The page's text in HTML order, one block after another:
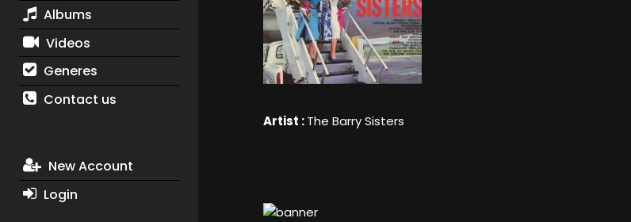
Albums
Videos
Generes
Contact us
New Account
Login
Artist :The Barry Sisters